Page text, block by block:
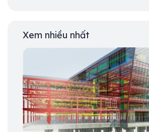
Xem nhiều nhất